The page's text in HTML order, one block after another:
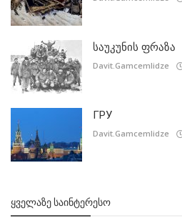
საუკუნის ფრაზა
Davit.Gamcemlidze
ГРУ
Davit.Gamcemlidze
ᲧᲕᲔᲚᲐᲖᲔ ᲡᲐᲘᲜᲢᲔᲠᲔᲡᲝ